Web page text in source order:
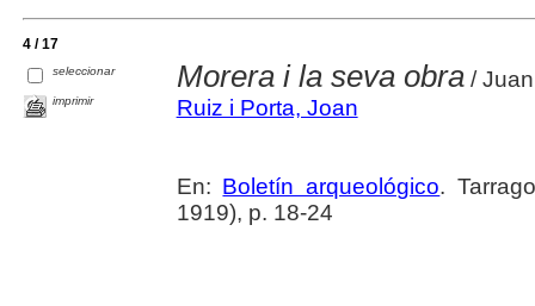
4 / 17
seleccionar
imprimir
Morera i la seva obra/ Juan
Ruiz i Porta, Joan
En: Boletín arqueológico.
1919), p. 18-24